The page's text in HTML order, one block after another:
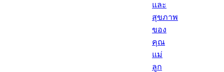
และ
สุขภาพ
ของ
คุณ
แม่
ลูก